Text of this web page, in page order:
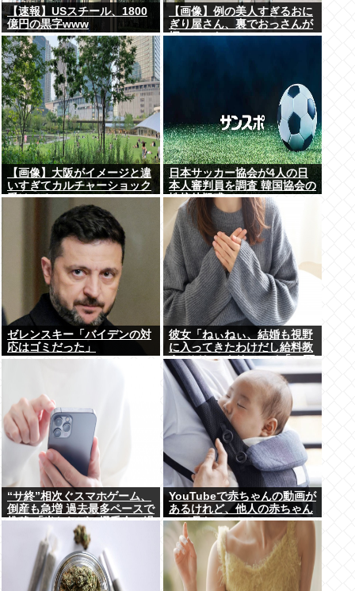
【速報】USスチール、1800
億円の黒字www
【画像】例の美人すぎるおに
ぎり屋さん、裏でおっさんが
握っていたwww
【画像】大阪がイメージと違
いすぎてカルチャーショック
受けてる
日本サッカー協会が4人の日
本人審判員を調査 韓国協会の
性接待疑惑で
ゼレンスキー「バイデンの対
応はゴミだった」
彼女「ねぃねぃ、結婚も視野
に入ってきたわけだし給料教
えてほしいナリ」ワイ「16万
だよ」⇒結果！
“サ終”相次ぐスマホゲーム、
倒産も急増 過去最多ペースで
推移 「当たれば一攫千金」過
去の時代に
YouTubeで赤ちゃんの動画が
あるけれど、他人の赤ちゃん
って見たいのか？